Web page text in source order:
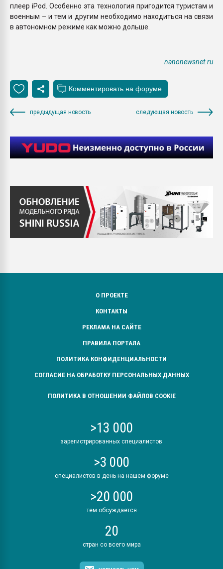
плеер iPod. Особенно эта технология пригодится туристам и
военным – и тем и другим необходимо находиться на связи
в автономном режиме как можно дольше.
nanonewsnet.ru
предыдущая новость следующая новость
О ПРОЕКТЕ
КОНТАКТЫ
РЕКЛАМА НА САЙТЕ
ПРАВИЛА ПОРТАЛА
ПОЛИТИКА КОНФИДЕНЦИАЛЬНОСТИ
СОГЛАСИЕ НА ОБРАБОТКУ ПЕРСОНАЛЬНЫХ ДАННЫХ
ПОЛИТИКА В ОТНОШЕНИИ ФАЙЛОВ COOKIE
>13 000
зарегистрированных специалистов
>3 000
специалистов в день на нашем форуме
>20 000
тем обсуждается
20
стран со всего мира